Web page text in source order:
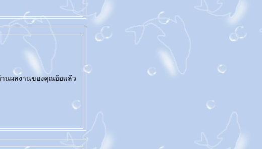
านผลงานของคุณอ้อแล้ว
@... มาน่ารักใกล้ๆ หน่อย ...@
@... งานหนังสือครั้งนี้ - เสียหายไม่มาก ...@
@... แนะนำนิยายเผื่อคนไปงานหนังสือครั้งนี้
@... สุสานหิ่งห้อย ...@
@... เก็บมาฝากจากฟอร์เวิร์ดเมล์ ...@
@... ทบทวนประจำปี ...@